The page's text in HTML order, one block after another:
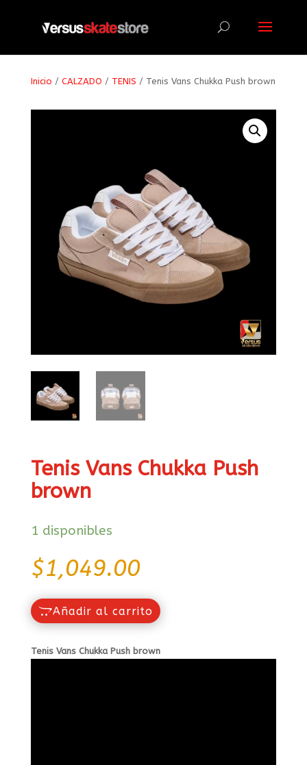
Inicio / CALZADO / TENIS / Tenis Vans Chukka Push brown
Tenis Vans Chukka Push
brown
1 disponibles
$1,049.00
Añadir al carrito
Tenis Vans Chukka Push brown